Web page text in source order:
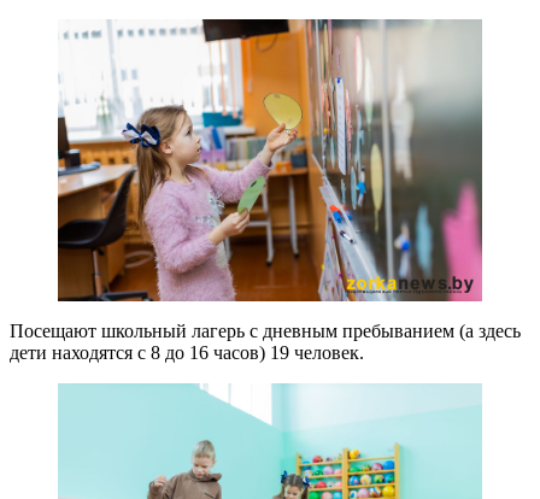
Посещают школьный лагерь с дневным пребыванием (а здесь
дети находятся с 8 до 16 часов) 19 человек.